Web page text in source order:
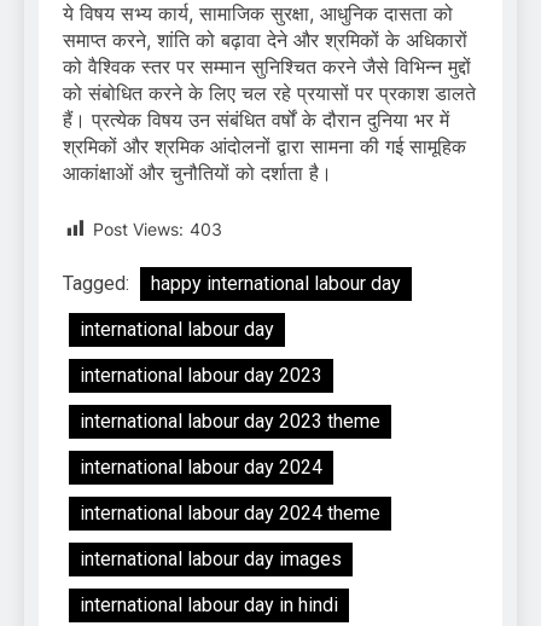
ये विषय सभ्य कार्य, सामाजिक सुरक्षा, आधुनिक दासता को
समाप्त करने, शांति को बढ़ावा देने और श्रमिकों के अधिकारों
को वैश्विक स्तर पर सम्मान सुनिश्चित करने जैसे विभिन्न मुद्दों
को संबोधित करने के लिए चल रहे प्रयासों पर प्रकाश डालते
हैं। प्रत्येक विषय उन संबंधित वर्षों के दौरान दुनिया भर में
श्रमिकों और श्रमिक आंदोलनों द्वारा सामना की गई सामूहिक
आकांक्षाओं और चुनौतियों को दर्शाता है।
Post Views: 403
Tagged:
happy international labour day
international labour day
international labour day 2023
international labour day 2023 theme
international labour day 2024
international labour day 2024 theme
international labour day images
international labour day in hindi